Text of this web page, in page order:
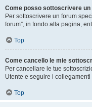
Come posso sottoscrivere
Per sottoscrivere un forum
forum”, in fondo alla pagina,
Top
Come cancello le mie
Per cancellare le tue
Utente e seguire i
Top